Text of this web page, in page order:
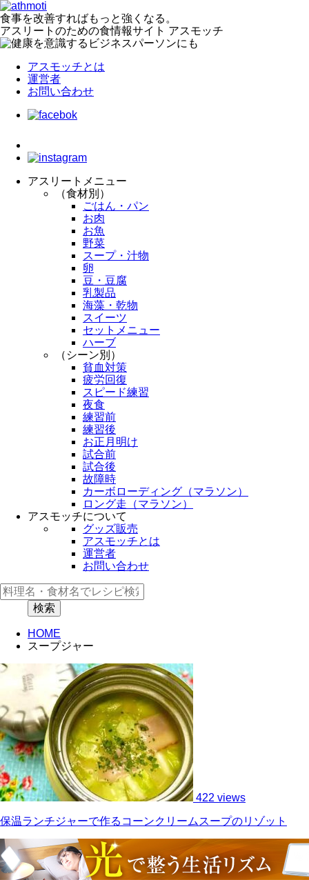
食事を改善すればもっと強くなる。
アスリートのための食情報サイト アスモッチ
アスモッチとは
運営者
お問い合わせ
アスリートメニュー
（食材別）
ごはん・パン
お肉
お魚
野菜
スープ・汁物
卵
豆・豆腐
乳製品
海藻・乾物
スイーツ
セットメニュー
ハーブ
（シーン別）
貧血対策
疲労回復
スピード練習
夜食
練習前
練習後
お正月明け
試合前
試合後
故障時
カーボローディング（マラソン）
ロング走（マラソン）
アスモッチについて
グッズ販売
アスモッチとは
運営者
お問い合わせ
HOME
スープジャー
422 views
保温ランチジャーで作るコーンクリームスープのリゾット